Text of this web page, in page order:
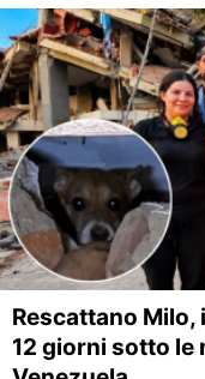
Rescattano
12 giorni sotto le